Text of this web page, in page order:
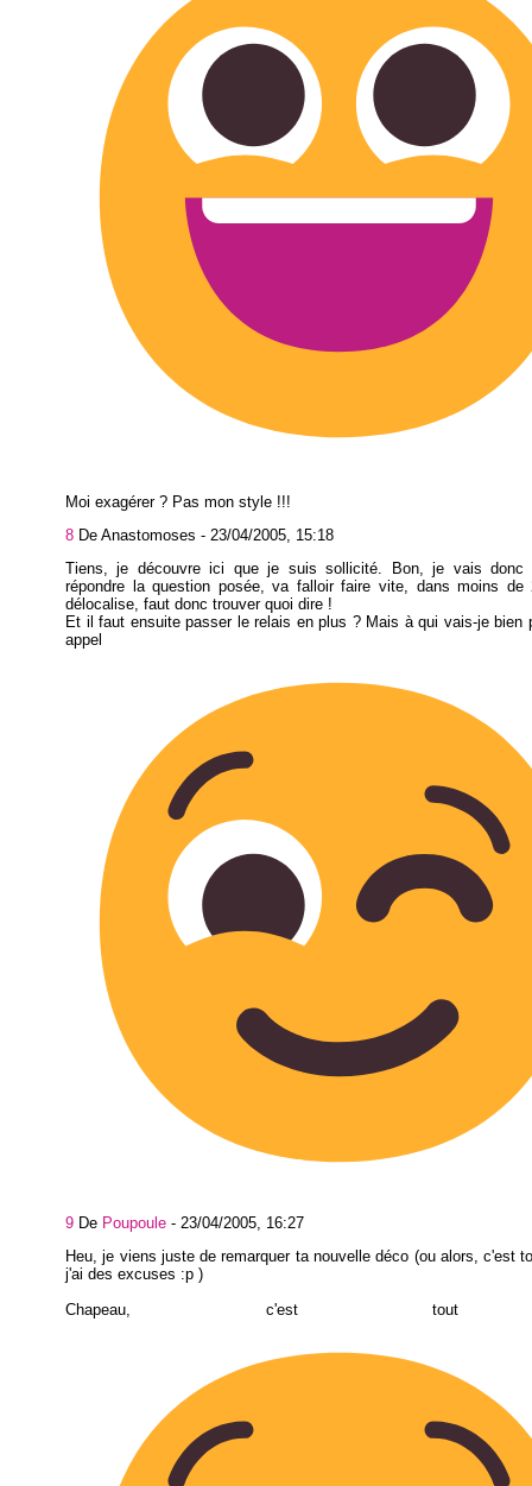
Moi exagérer ? Pas mon style !!!
8 De Anastomoses - 23/04/2005, 15:18
Tiens, je découvre ici que je suis sollicité. Bon, je vais donc
répondre la question posée, va falloir faire vite, dans moins
délocalise, faut donc trouver quoi dire !
Et il faut ensuite passer le relais en plus ? Mais à qui vais-je bien
appel
9 De Poupoule - 23/04/2005, 16:27
Heu, je viens juste de remarquer ta nouvelle déco (ou alors, c'est
j'ai des excuses :p )
Chapeau, c'est